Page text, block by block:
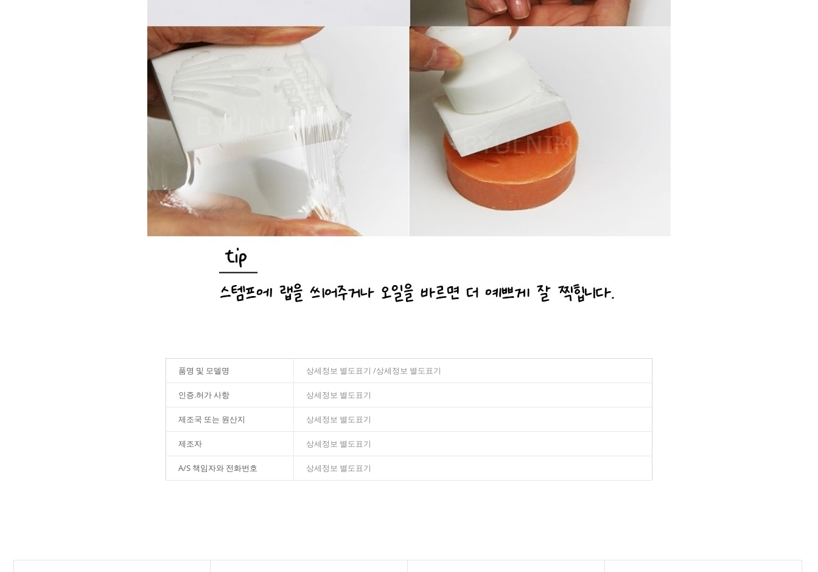
품명 및 모델명 상세정보 별도표기 /상세정보 별도표기
인증.허가 사항 상세정보 별도표기
제조국 또는 원산지 상세정보 별도표기
제조자 상세정보 별도표기
A/S 책임자와 전화번호 상세정보 별도표기